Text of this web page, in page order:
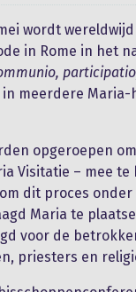
wordt
in Rome in het
meerdere Maria-
opgeroepen
Visitatie – mee te
dit proces
Maria te
voor de
priesters en